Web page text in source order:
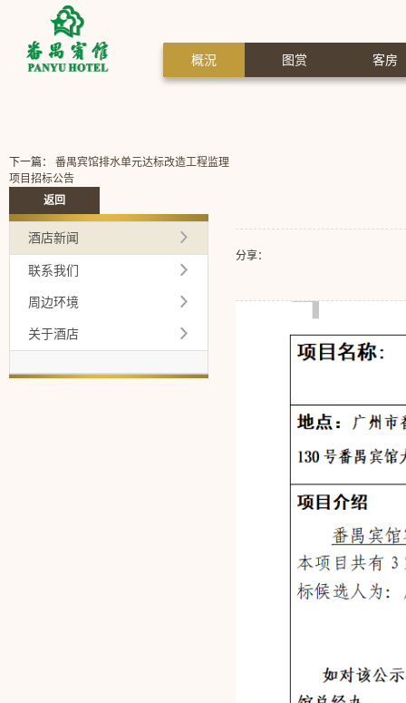
概況 图赏 客房
分享：
下一篇： 番禺宾馆排水单元达标改造工程监理
项目招标公告
返回
酒店新闻
联系我们
周边环境
关于酒店